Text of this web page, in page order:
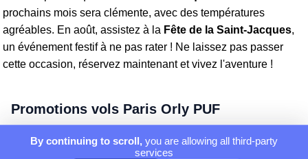
prochains mois sera clémente, avec des températures
agréables. En août, assistez à la Fête de la Saint-Jacques,
un événement festif à ne pas rater ! Ne laissez pas passer
cette occasion, réservez maintenant et vivez l'aventure !
Promotions vols Paris Orly PUF
By continuing to scroll, you are allowing all third-party
services